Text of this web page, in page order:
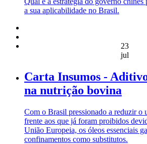
a sua aplicabilidade no Brasil.
23
jul
Carta Insumos -
na nutrição bovina
Com o Brasil pressionado a reduzir o
frente aos que já foram proibidos
União Europeia, os óleos essenciais
confinamentos como substitutos.